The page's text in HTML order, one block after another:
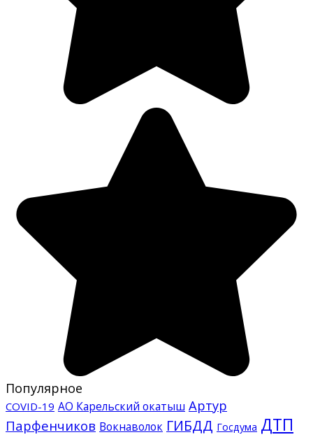
Популярное
COVID-19 АО Карельский окатыш Артур
Парфенчиков Вокнаволок ГИБДД Госдума ДТП